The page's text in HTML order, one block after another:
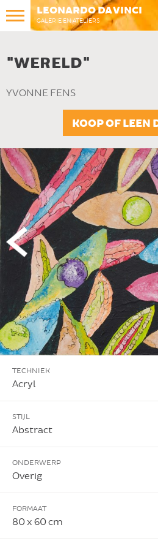
LEONARDO DA VINCI
GALERIE EN ATELIERS
"WERELD"
YVONNE FENS
KOOP OF LEEN
TECHNIEK
Acryl
STIJL
Abstract
ONDERWERP
Overig
FORMAAT
80 x 60 cm